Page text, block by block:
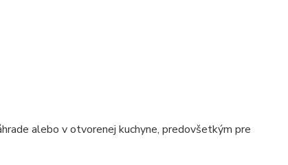
alebo v otvorenej kuchyne, predovšetkým pre